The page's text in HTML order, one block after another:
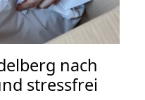
nach
stressfrei